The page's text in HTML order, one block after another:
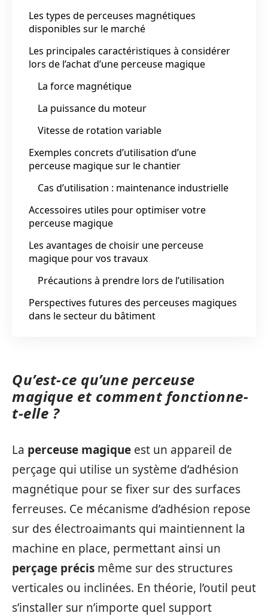
Les types de perceuses magnétiques
disponibles sur le marché
Les principales caractéristiques à considérer
lors de l’achat d’une perceuse magique
La force magnétique
La puissance du moteur
Vitesse de rotation variable
Exemples concrets d’utilisation d’une
perceuse magique sur le chantier
Cas d’utilisation : maintenance industrielle
Accessoires utiles pour optimiser votre
perceuse magique
Les avantages de choisir une perceuse
magique pour vos travaux
Précautions à prendre lors de l’utilisation
Perspectives futures des perceuses magiques
dans le secteur du bâtiment
Qu’est-ce qu’une perceuse
magique et comment fonctionne-
t-elle ?
La perceuse magique est un appareil de
perçage qui utilise un système d’adhésion
magnétique pour se fixer sur des surfaces
ferreuses. Ce mécanisme d’adhésion repose
sur des électroaimants qui maintiennent la
machine en place, permettant ainsi un
perçage précis même sur des structures
verticales ou inclinées. En théorie, l’outil peut
s’installer sur n’importe quel support